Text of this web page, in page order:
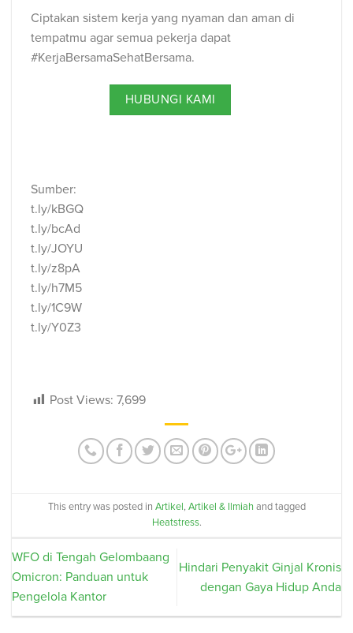
Ciptakan sistem kerja yang nyaman dan aman di
tempatmu agar semua pekerja dapat
#KerjaBersamaSehatBersama.
HUBUNGI KAMI
Sumber:
t.ly/kBGQ
t.ly/bcAd
t.ly/JOYU
t.ly/z8pA
t.ly/h7M5
t.ly/1C9W
t.ly/Y0Z3
Post Views: 7,699
This entry was posted in Artikel, Artikel & Ilmiah and tagged
Heatstress.
WFO di Tengah Gelombaang
Omicron: Panduan untuk
Pengelola Kantor
Hindari Penyakit Ginjal Kronis
dengan Gaya Hidup Anda